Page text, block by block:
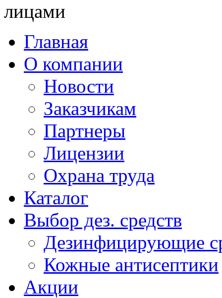
лицами
Главная
О компании
Новости
Заказчикам
Партнеры
Лицензии
Охрана труда
Каталог
Выбор дез. средств
Дезинфицирующие
Кожные антисептики
Акции